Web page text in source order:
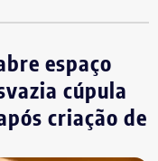
espaço
cúpula
criação de